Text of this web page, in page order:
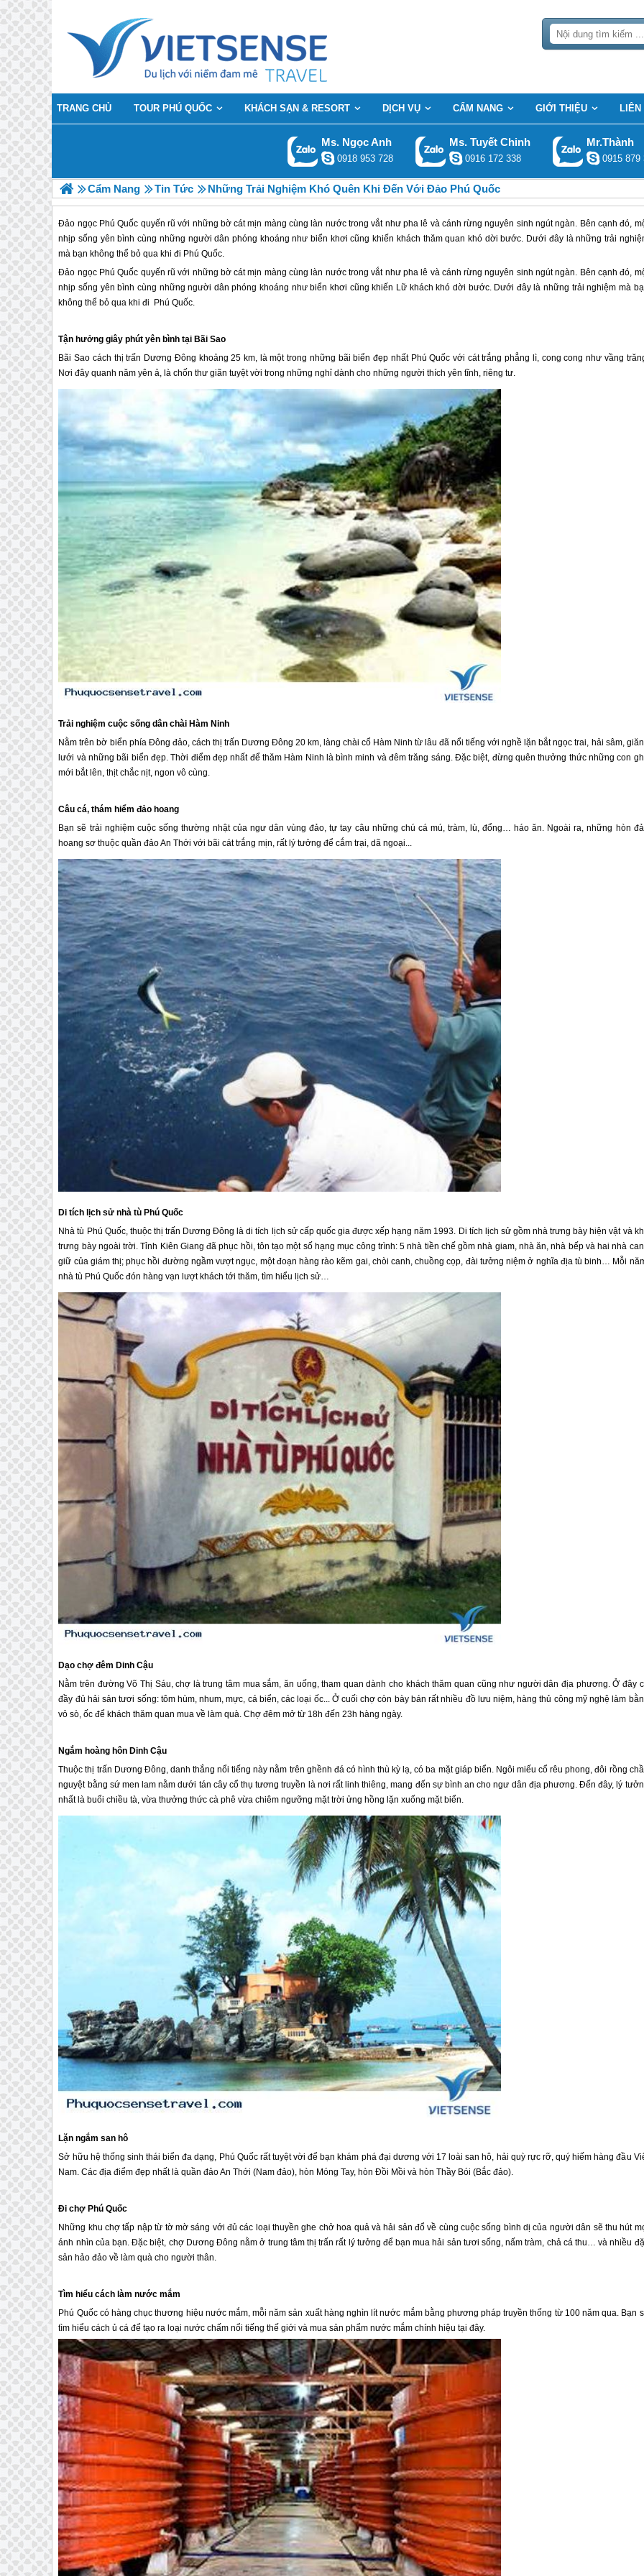
TRANG CHỦ TOUR PHÚ QUỐC KHÁCH SẠN & RESORT DỊCH VỤ CẨM NANG GIỚI THIỆU LIÊN
Ms. Ngọc Anh
0918 953 728
Ms. Tuyết Chinh
0916 172 338
Mr.Thành
0915 879
Cẩm Nang Tin Tức Những Trải Nghiệm Khó Quên Khi Đến Với Đảo Phú Quốc
Đảo ngọc Phú Quốc quyến rũ với những bờ cát mịn màng cùng làn nước trong vắt như pha lê và cánh rừng nguyên sinh ngút ngàn. Bên cạnh đó,
nhịp sống yên bình cùng những người dân phóng khoáng như biển khơi cũng khiến khách thăm quan khó dời bước. Dưới đây là những trải
mà bạn không thể bỏ qua khi đi Phú Quốc.
Đảo ngọc Phú Quốc quyến rũ với những bờ cát mịn màng cùng làn nước trong vắt như pha lê và cánh rừng nguyên sinh ngút ngàn. Bên cạnh đó,
nhịp sống yên bình cùng những người dân phóng khoáng như biển khơi cũng khiến Lữ khách khó dời bước. Dưới đây là những trải nghiệm mà
không thể bỏ qua khi đi
Phú Quốc.
Tận hưởng giây phút yên bình tại Bãi Sao
Bãi Sao cách thị trấn Dương Đông khoảng 25 km, là một trong những bãi biển đẹp nhất Phú Quốc với cát trắng phẳng lì, cong cong như vầng
Nơi đây quanh năm yên ả, là chốn thư giãn tuyệt vời trong những nghỉ dành cho những người thích yên tĩnh, riêng tư.
Trải nghiệm cuộc sống dân chài Hàm Ninh
Nằm trên bờ biển phía Ðông đảo, cách thị trấn Dương Đông 20 km, làng chài cổ Hàm Ninh từ lâu đã nổi tiếng với nghề lặn bắt ngọc trai, hải sâm,
lưới và những bãi biển đẹp. Thời điểm đẹp nhất để thăm Hàm Ninh là bình minh và đêm trăng sáng. Đặc biệt, đừng quên thưởng thức những con
mới bắt lên, thịt chắc nịt, ngon vô cùng.
Câu cá, thám hiểm đảo hoang
Bạn sẽ trải nghiệm cuộc sống thường nhật của ngư dân vùng đảo, tự tay câu những chú cá mú, tràm, lù, đổng… háo ăn. Ngoài ra, những hòn
hoang sơ thuộc quần đảo An Thới với bãi cát trắng mịn, rất lý tưởng để cắm trại, dã ngoại...
Di tích lịch sử nhà tùPhú Quốc
Nhà tù Phú Quốc, thuộc thị trấn Dương Đông là di tích lịch sử cấp quốc gia được xếp hạng năm 1993. Di tích lịch sử gồm nhà trưng bày hiện vật và
trưng bày ngoài trời. Tỉnh Kiên Giang đã phục hồi, tôn tạo một số hạng mục công trình: 5 nhà tiền chế gồm nhà giam, nhà ăn, nhà bếp và hai nhà
giữ của giám thị; phục hồi đường ngầm vượt ngục, một đoạn hàng rào kẽm gai, chòi canh, chuồng cọp, đài tưởng niệm ở nghĩa địa tù binh… Mỗi
nhà tù Phú Quốc đón hàng vạn lượt khách tới thăm, tìm hiểu lịch sử…
Dạo chợ đêm Dinh Cậu
Nằm trên đường Võ Thị Sáu, chợ là trung tâm mua sắm, ăn uống, tham quan dành cho khách thăm quan cũng như người dân địa phương. Ở đây
đầy đủ hải sản tươi sống: tôm hùm, nhum, mực, cá biển, các loại ốc... Ở cuối chợ còn bày bán rất nhiều đồ lưu niệm, hàng thủ công mỹ nghệ làm
vỏ sò, ốc để khách thăm quan mua về làm quà. Chợ đêm mở từ 18h đến 23h hàng ngày.
Ngắm hoàng hôn Dinh Cậu
Thuộc thị trấn Dương Đông, danh thắng nổi tiếng này nằm trên ghềnh đá có hình thù kỳ lạ, có ba mặt giáp biển. Ngôi miếu cổ rêu phong, đôi rồng
nguyệt bằng sứ men lam nằm dưới tán cây cổ thụ tương truyền là nơi rất linh thiêng, mang đến sự bình an cho ngư dân địa phương. Đến đây, lý
nhất là buổi chiều tà, vừa thưởng thức cà phê vừa chiêm ngưỡng mặt trời ửng hồng lặn xuống mặt biển.
Lặn ngắm san hô
Sở hữu hệ thống sinh thái biển đa dạng, Phú Quốcrất tuyệt vời để bạn khám phá đại dương với 17 loài san hô, hải quỳ rực rỡ, quý hiếm hàng đầu
Nam. Các địa điểm đẹp nhất là quần đảo An Thới (Nam đảo), hòn Móng Tay, hòn Đồi Mồi và hòn Thầy Bói (Bắc đảo).
Đi chợ Phú Quốc
Những khu chợ tấp nập từ tờ mờ sáng với đủ các loại thuyền ghe chở hoa quả và hải sản đổ về cùng cuộc sống bình dị của người dân sẽ thu hút
ánh nhìn của bạn. Đặc biệt, chợ Dương Đông nằm ở trung tâm thị trấn rất lý tưởng để bạn mua hải sản tươi sống, nấm tràm, chả cá thu… và nhiều
sản hảo đảo về làm quà cho người thân.
Tìm hiểu cách làm nước mắm
Phú Quốccó hàng chục thương hiệu nước mắm, mỗi năm sản xuất hàng nghìn lít nước mắm bằng phương pháp truyền thống từ 100 năm qua. Bạn
tìm hiểu cách ủ cá để tạo ra loại nước chấm nổi tiếng thế giới và mua sản phẩm nước mắm chính hiệu tại đây.